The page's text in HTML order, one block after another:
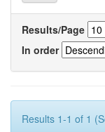
Results/Page
In order
Results 1-1 of 1